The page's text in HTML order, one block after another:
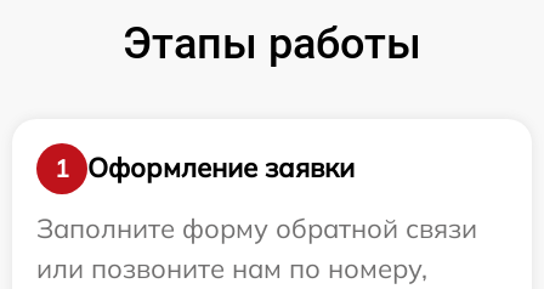
Этапы работы
1
Оформление заявки
Заполните форму обратной связи
или позвоните нам по номеру,